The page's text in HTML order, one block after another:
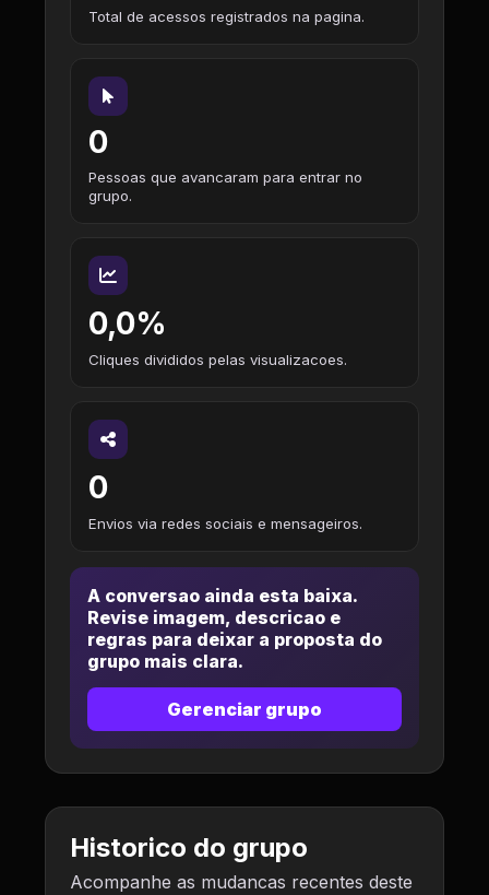
Total de acessos registrados na pagina.
0
Pessoas que avancaram para entrar no
grupo.
0,0%
Cliques divididos pelas visualizacoes.
0
Envios via redes sociais e mensageiros.
A conversao ainda esta baixa.
Revise imagem, descricao e
regras para deixar a proposta do
grupo mais clara.
Gerenciar grupo
Historico do grupo
Acompanhe as mudancas recentes deste